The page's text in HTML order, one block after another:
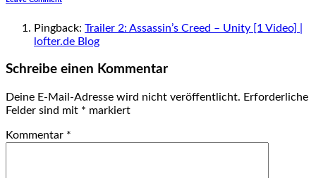
Pingback: Trailer 2: Assassin’s Creed – Unity [1 Video] |
lofter.de Blog
Schreibe einen Kommentar
Deine E-Mail-Adresse wird nicht veröffentlicht. Erforderliche
Felder sind mit * markiert
Kommentar *